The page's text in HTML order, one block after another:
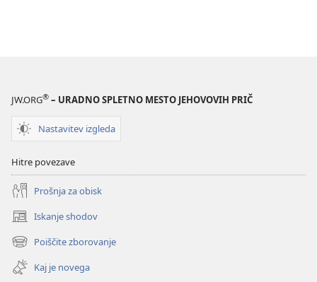
JW.ORG® – URADNO SPLETNO MESTO JEHOVOVIH PRIČ
Nastavitev izgleda
Hitre povezave
Prošnja za obisk
Iskanje shodov
(odpre
novo
okno)
Poiščite zborovanje
(odpre
novo
okno)
Kaj je novega